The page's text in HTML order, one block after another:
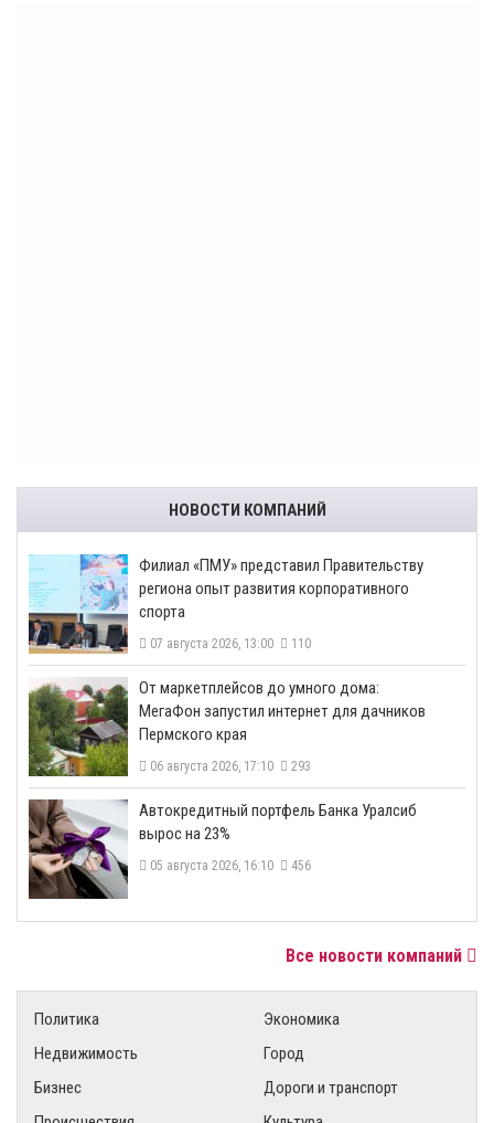
НОВОСТИ КОМПАНИЙ
​Филиал «ПМУ» представил Правительству
региона опыт развития корпоративного
спорта
07 августа 2026, 13:00 110
От маркетплейсов до умного дома:
МегаФон запустил интернет для дачников
Пермского края
06 августа 2026, 17:10 293
​Автокредитный портфель Банка Уралсиб
вырос на 23%
05 августа 2026, 16:10 456
Все новости компаний
Политика
Экономика
Недвижимость
Город
Бизнес
Дороги и транспорт